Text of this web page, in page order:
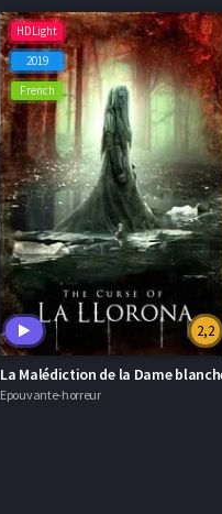
HDLight
2019
French
2,2
La Malédiction de la Dame
Epouvante-horreur